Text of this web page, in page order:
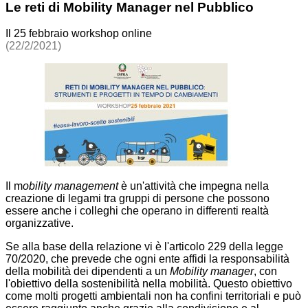
Le reti di Mobility Manager nel Pubblico
Il 25 febbraio workshop online
(22/2/2021)
mobility management è un'attività che impegna nella
creazione di legami tra gruppi di persone che possono
essere anche i colleghi che operano in differenti realtà
organizzative.
Se alla base della relazione vi è l'articolo 229 della legge
70/2020, che prevede che ogni ente affidi la responsabilità
della mobilità dei dipendenti a un Mobility manager, con
l'obiettivo della sostenibilità nella mobilità. Questo obiettivo
come molti progetti ambientali non ha confini territoriali e può